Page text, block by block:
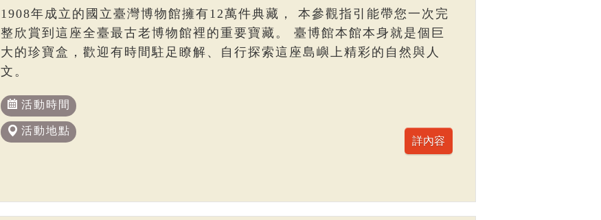
1908年成立的國立臺灣博物館擁有12萬件典藏， 本參觀指引能帶您一次完
整欣賞到這座全臺最古老博物館裡的重要寶藏。 臺博館本館本身就是個巨
大的珍寶盒，歡迎有時間駐足瞭解、自行探索這座島嶼上精彩的自然與人
文。
活動時間
活動地點